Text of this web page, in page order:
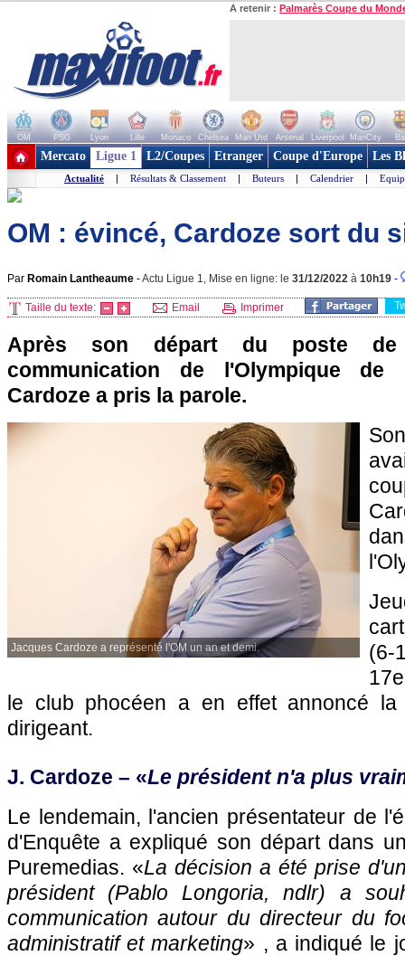
A retenir : Palmarès Coupe du
OM PSG Lyon Lille Monaco Chelsea Man Utd Arsenal Liverpool ManCity
+ de clubs
Mercato Ligue 1 L2/Coupes Etranger Coupe d'Europe Les
Actualité | Résultats & Classement | Buteurs | Calendrier |
OM : évincé, Cardoze sort du
Par Romain Lantheaume -Actu Ligue 1, Mise en ligne: le 31/12/2022 à 10h19 -
Taille du texte: Email Imprimer
Après son départ du poste
communication de l'Olympique de
Cardoze a pris la parole.
Jacques Cardoze a représenté l'OM un an et demi.
(6-
le club phocéen a en effet annoncé
dirigeant.
J. Cardoze – «Le président n'a plus
Le lendemain, l'ancien présentateur de
d'Enquête a expliqué son départ dans
Puremedias. «La décision a été prise
président (Pablo Longoria, ndlr) a
communication autour du directeur du
administratif et marketing» , a indiqué le